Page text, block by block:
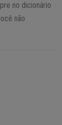
no dicionário
não